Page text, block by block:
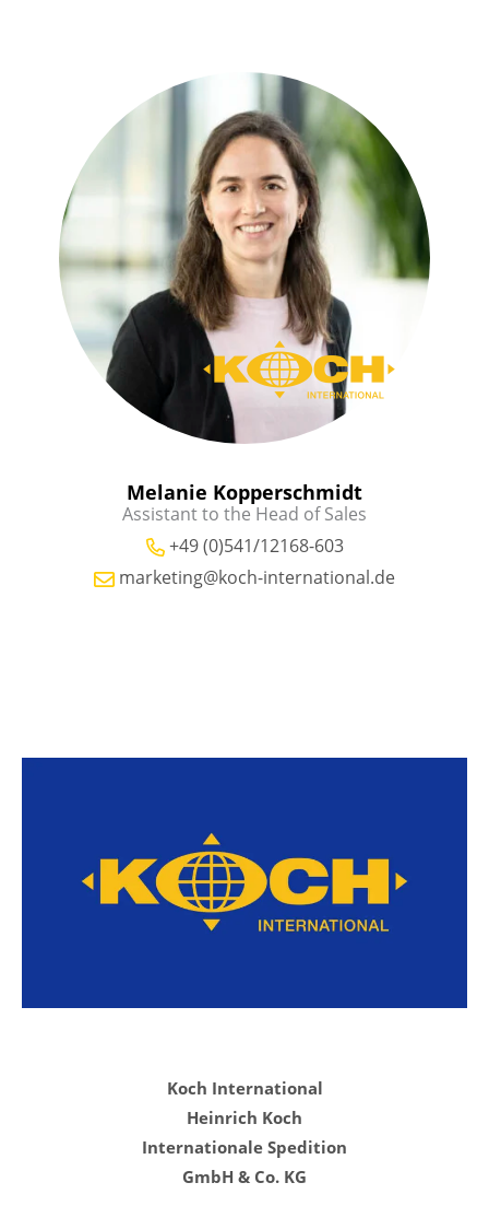
Melanie Kopperschmidt
Assistant to the Head of Sales
+49 (0)541/12168-603
marketing@koch-international.de
Koch International
Heinrich Koch
Internationale Spedition
GmbH & Co. KG